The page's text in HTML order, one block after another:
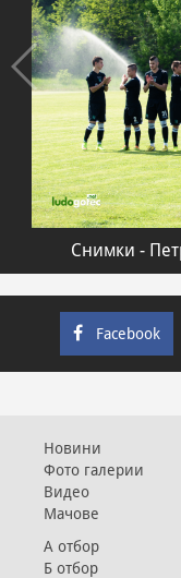
Снимки -
Facebook
Новини
Фото галерии
Видео
Мачове
А отбор
Б отбор